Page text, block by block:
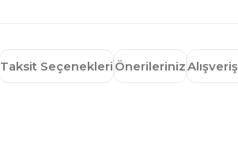
Taksit Seçenekleri Önerileriniz